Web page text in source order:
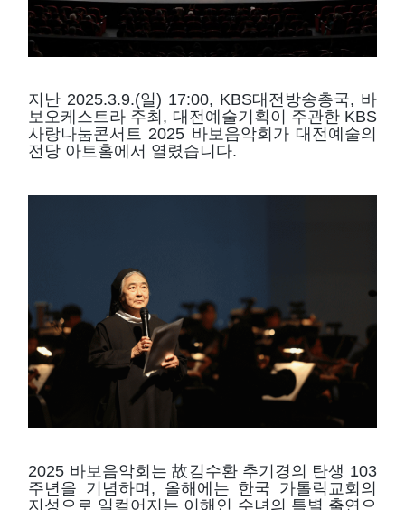
지난 2025.3.9.(일) 17:00, KBS대전방송총국, 바
보오케스트라 주최, 대전예술기획이 주관한 KBS
사랑나눔콘서트 2025 바보음악회가 대전예술의
전당 아트홀에서 열렸습니다.
2025 바보음악회는 故김수환 추기경의 탄생 103
주년을 기념하며, 올해에는 한국 가톨릭교회의
지성으로 일컬어지는 이해인 수녀의 특별 출연으